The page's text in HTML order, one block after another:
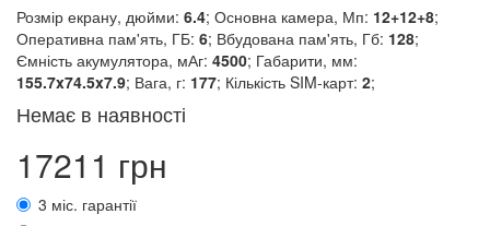
Розмір екрану, дюйми: 6.4; Основна камера, Мп: 12+12+8;
Оперативна пам'ять, ГБ: 6; Вбудована пам'ять, Гб: 128;
Ємність акумулятора, мАг: 4500; Габарити, мм:
155.7x74.5x7.9; Вага, г: 177; Кількість SIM-карт: 2;
Немає в наявності
17211 грн
3 міс. гарантії